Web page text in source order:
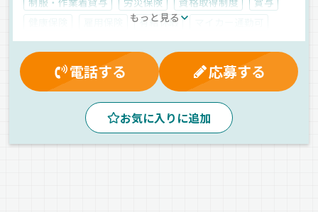
有給休暇
厚生年金
夕方 昼 夜 朝 早朝
真夜中
ドライブレコーダー
ETC搭載
拠点多数
一般旅客 普通車 正社員
もっと見る
電話する 応募する
お気に入りに追加